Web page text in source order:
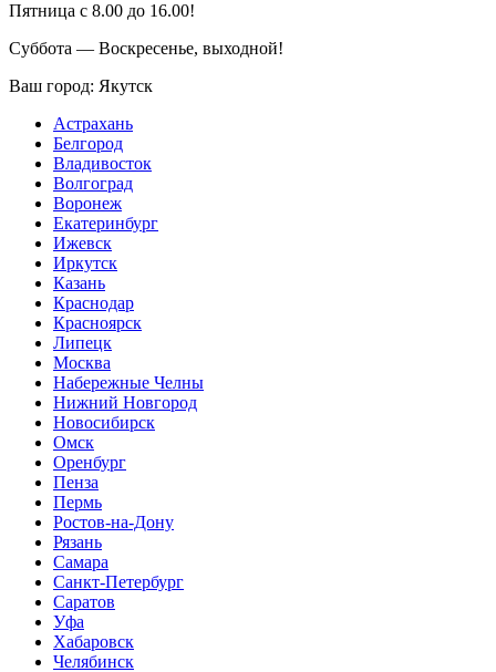
Пятница с 8.00 до 16.00!
Суббота — Воскресенье, выходной!
Ваш город: Якутск
Астрахань
Белгород
Владивосток
Волгоград
Воронеж
Екатеринбург
Ижевск
Иркутск
Казань
Краснодар
Красноярск
Липецк
Москва
Набережные Челны
Нижний Новгород
Новосибирск
Омск
Оренбург
Пенза
Пермь
Ростов-на-Дону
Рязань
Самара
Санкт-Петербург
Саратов
Уфа
Хабаровск
Челябинск